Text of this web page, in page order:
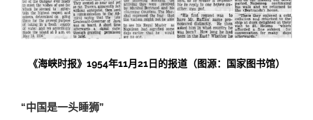
《海峡时报》1954年11月21日的报道（图源：国家图书馆）
“中国是一头睡狮”